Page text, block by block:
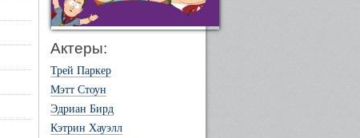
Актеры:
Трей Паркер
Мэтт Стоун
Эдриан Бирд
Кэтрин Хауэлл